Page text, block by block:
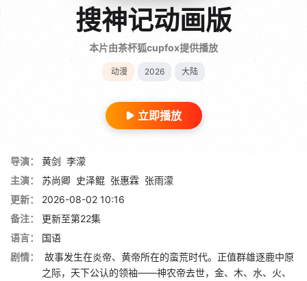
搜神记动画版
本片由茶杯狐cupfox提供播放
动漫 2026 大陆
立即播放
导演： 黄剑 李濛
主演：
苏尚卿 史泽鲲 张惠霖 张雨濛
更新：
2026-08-02 10:16
备注：
更新至第22集
语言：
国语
剧情：
故事发生在炎帝、黄帝所在的蛮荒时代。正值群雄逐鹿中原
之际，天下公认的领袖——神农帝去世，金、木、水、火、